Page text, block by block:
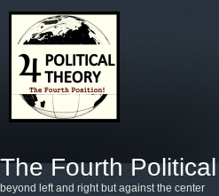
The Fourth
beyond left and right but against the center